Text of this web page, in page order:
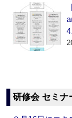
研修会 セミナ